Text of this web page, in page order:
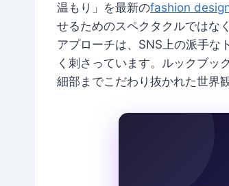
温もり」を最新のfashion
せるためのスペクタクルではな
アプローチは、SNS上の派手な
く刺さっています。ルックブッ
細部までこだわり抜かれた世界